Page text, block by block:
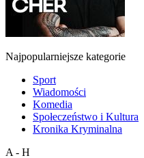
Najpopularniejsze kategorie
Sport
Wiadomości
Komedia
Społeczeństwo i Kultura
Kronika Kryminalna
A - H